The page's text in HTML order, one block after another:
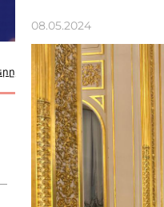
08.05.2024